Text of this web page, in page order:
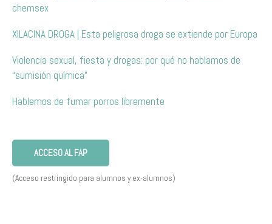
chemsex
XILACINA DROGA | Esta peligrosa droga se extiende por Europa
Violencia sexual, fiesta y drogas: por qué no hablamos de
“sumisión química”
Hablemos de fumar porros libremente
ACCESO AL FAP
(Acceso restringido para alumnos y ex-alumnos)